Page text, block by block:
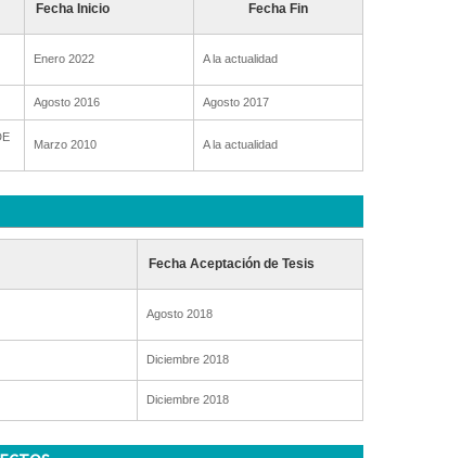
Fecha Inicio Fecha Fin
Enero 2022 A la actualidad
Agosto 2016 Agosto 2017
Marzo 2010 A la actualidad
Fecha Aceptación de Tesis
Agosto 2018
Diciembre 2018
Diciembre 2018